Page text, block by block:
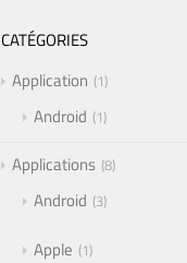
CATÉGORIES
Application 1
Android 1
Applications 8
Android 3
Apple 1